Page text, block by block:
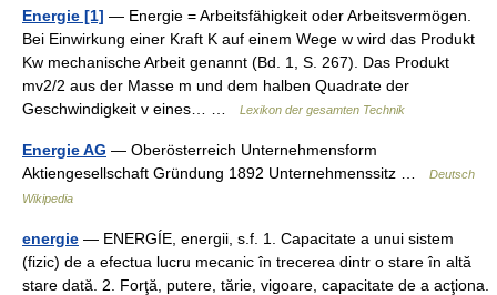
Energie [1] — Energie = Arbeitsfähigkeit oder Arbeitsvermögen.
Bei Einwirkung einer Kraft K auf einem Wege w wird das Produkt
Kw mechanische Arbeit genannt (Bd. 1, S. 267). Das Produkt
mv2/2 aus der Masse m und dem halben Quadrate der
Geschwindigkeit v eines… …
Lexikon der gesamten Technik
Energie AG — Oberösterreich Unternehmensform
Aktiengesellschaft Gründung 1892 Unternehmenssitz …
Deutsch
Wikipedia
energie — ENERGÍE, energii, s.f. 1. Capacitate a unui sistem
(fizic) de a efectua lucru mecanic în trecerea dintr o stare în altă
stare dată. 2. Forţă, putere, tărie, vigoare, capacitate de a acţiona.